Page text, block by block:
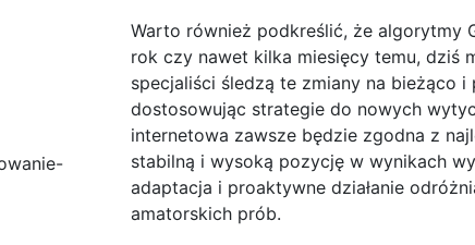
Warto również podkreślić, że algorytmy
rok czy nawet kilka miesięcy temu, dziś
specjaliści śledzą te zmiany na bieżąco
dostosowując strategie do nowych
internetowa zawsze będzie zgodna z
stabilną i wysoką pozycję w wynikach
adaptacja i proaktywne działanie
amatorskich prób.